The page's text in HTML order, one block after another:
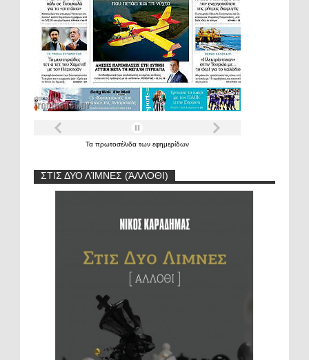
Τα πρωτοσέλιδα των εφημερίδων
ΣΤΙΣ ΔΥΟ ΛΊΜΝΕΣ (ΆΛΛΟΘΙ)